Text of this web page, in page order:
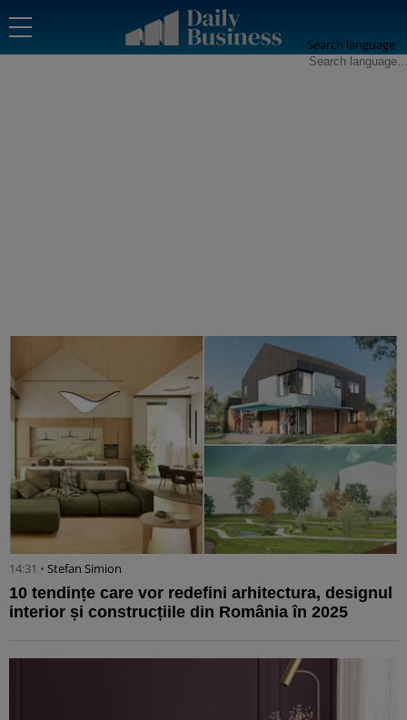
Search language
14:31 • Stefan Simion
10 tendințe care vor redefini arhitectura, designul
interior și construcțiile din România în 2025